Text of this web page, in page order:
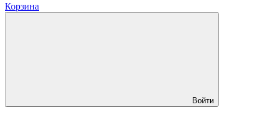
Корзина
Войти